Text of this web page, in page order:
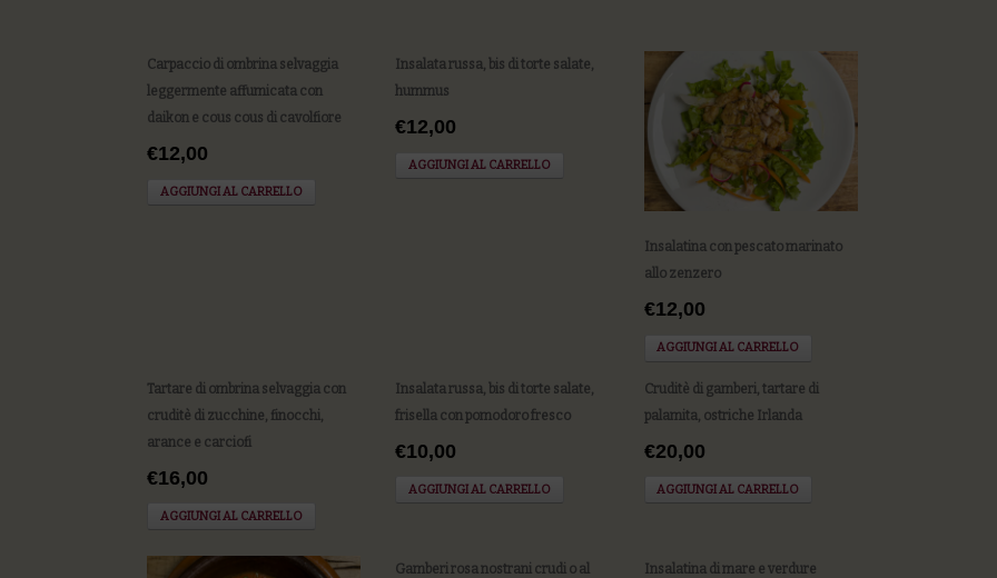
Carpaccio di ombrina selvaggia
leggermente affumicata con
daikon e cous cous di cavolfiore
€12,00
AGGIUNGI AL CARRELLO
Insalata russa, bis di torte salate,
hummus
€12,00
AGGIUNGI AL CARRELLO
Insalatina con pescato marinato
allo zenzero
€12,00
AGGIUNGI AL CARRELLO
Tartare di ombrina selvaggia con
cruditè di zucchine, finocchi,
arance e carciofi
€16,00
AGGIUNGI AL CARRELLO
Insalata russa, bis di torte salate,
frisella con pomodoro fresco
€10,00
AGGIUNGI AL CARRELLO
Cruditè di gamberi, tartare di
palamita, ostriche Irlanda
€20,00
AGGIUNGI AL CARRELLO
Gamberi rosa nostrani crudi o al
Insalatina di mare e verdure